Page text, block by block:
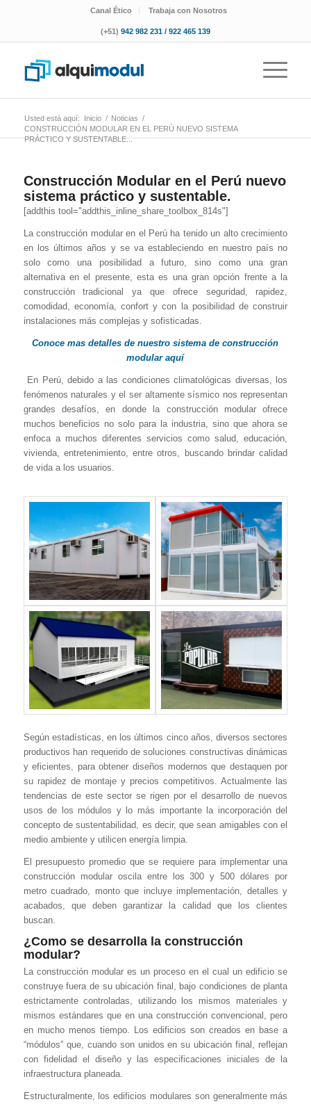
Canal Ético Trabaja con Nosotros
(+51) 942 982 231 / 922 465 139
Usted está aquí: Inicio / Noticias /
CONSTRUCCIÓN MODULAR EN EL PERÚ NUEVO SISTEMA
PRÁCTICO Y SUSTENTABLE...
Construcción Modular en el Perú nuevo
sistema práctico y sustentable.
[addthis tool="addthis_inline_share_toolbox_814s"]
La construcción modular en el Perú ha tenido un alto crecimiento
en los últimos años y se va estableciendo en nuestro país no
solo como una posibilidad a futuro, sino como una gran
alternativa en el presente, esta es una gran opción frente a la
construcción tradicional ya que ofrece seguridad, rapidez,
comodidad, economía, confort y con la posibilidad de construir
instalaciones más complejas y sofisticadas.
Conoce mas detalles de nuestro sistema de construcción
modular aquí
En Perú, debido a las condiciones climatológicas diversas, los
fenómenos naturales y el ser altamente sísmico nos representan
grandes desafíos, en donde la construcción modular ofrece
muchos beneficios no solo para la industria, sino que ahora se
enfoca a muchos diferentes servicios como salud, educación,
vivienda, entretenimiento, entre otros, buscando brindar calidad
de vida a los usuarios.
Según estadísticas, en los últimos cinco años, diversos sectores
productivos han requerido de soluciones constructivas dinámicas
y eficientes, para obtener diseños modernos que destaquen por
su rapidez de montaje y precios competitivos. Actualmente las
tendencias de este sector se rigen por el desarrollo de nuevos
usos de los módulos y lo más importante la incorporación del
concepto de sustentabilidad, es decir, que sean amigables con el
medio ambiente y utilicen energía limpia.
El presupuesto promedio que se requiere para implementar una
construcción modular oscila entre los 300 y 500 dólares por
metro cuadrado, monto que incluye implementación, detalles y
acabados, que deben garantizar la calidad que los clientes
buscan.
¿Como se desarrolla la construcción
modular?
La construcción modular es un proceso en el cual un edificio se
construye fuera de su ubicación final, bajo condiciones de planta
estrictamente controladas, utilizando los mismos materiales y
mismos estándares que en una construcción convencional, pero
en mucho menos tiempo. Los edificios son creados en base a
“módulos” que, cuando son unidos en su ubicación final, reflejan
con fidelidad el diseño y las especificaciones iniciales de la
infraestructura planeada.
Estructuralmente, los edificios modulares son generalmente más